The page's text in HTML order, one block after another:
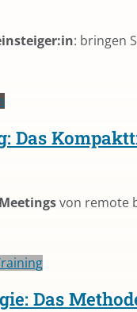
: bringen
Das
von remote
Das